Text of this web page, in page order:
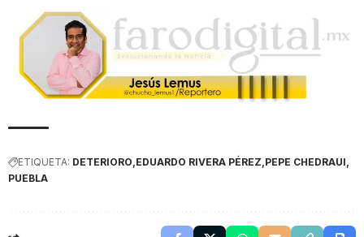
ETIQUETA: DETERIORO EDUARDO RIVERA PÉREZ PEPE CHEDRAUI
PUEBLA